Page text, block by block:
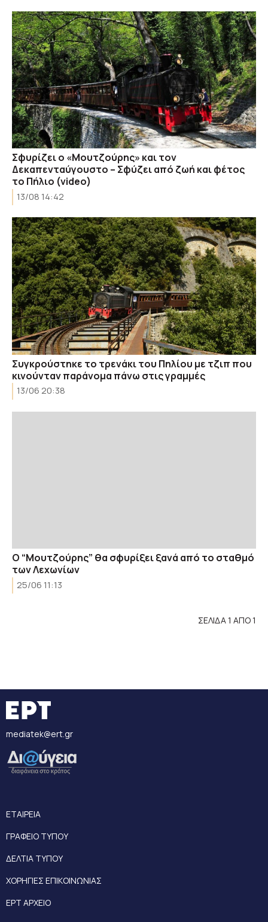
Σφυρίζει ο «Μουτζούρης» και τον
Δεκαπενταύγουστο – Σφύζει από ζωή και φέτος
το Πήλιο (video)
13/08 14:42
Συγκρούστηκε το τρενάκι του Πηλίου με τζιπ που
κινούνταν παράνομα πάνω στις γραμμές
13/06 20:38
Ο “Μουτζούρης” θα σφυρίξει ξανά από το σταθμό
των Λεχωνίων
25/06 11:13
ΣΕΛΙΔΑ 1 ΑΠΟ 1
mediatek@ert.gr
ΕΤΑΙΡΕΙΑ
ΓΡΑΦΕΙΟ ΤΥΠΟΥ
ΔΕΛΤΙΑ ΤΥΠΟΥ
ΧΟΡΗΓΙΕΣ ΕΠΙΚΟΙΝΩΝΙΑΣ
ΕΡΤ ΑΡΧΕΙΟ